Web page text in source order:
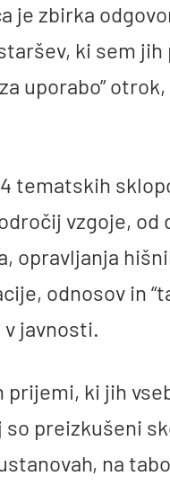
je zbirka
ki sem
uporabo”
tematskih
vzgoje, od
opravljanja
odnosov in
javnosti.
prijemi, ki jih
so preizkušeni
na